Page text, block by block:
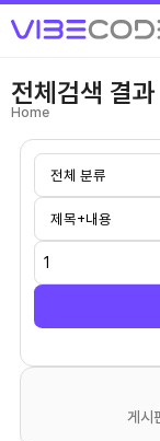
전체검색 결과
Home
게시